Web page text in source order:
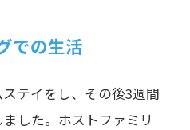
での生活
テイをし、その後3週間
した。ホストファミリ